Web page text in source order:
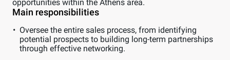
opportunities within the Athens area.
Main responsibilities
Oversee the entire sales process, from identifying
potential prospects to building long-term partnerships
through effective networking.